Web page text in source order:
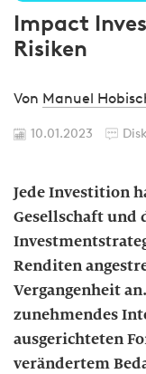
Impact
Risiken
Von Manuel
10.01.2023
Jede Investition
Gesellschaft und
Renditen
Vergangenheit
zunehmendes
ausgerichteten
verändertem